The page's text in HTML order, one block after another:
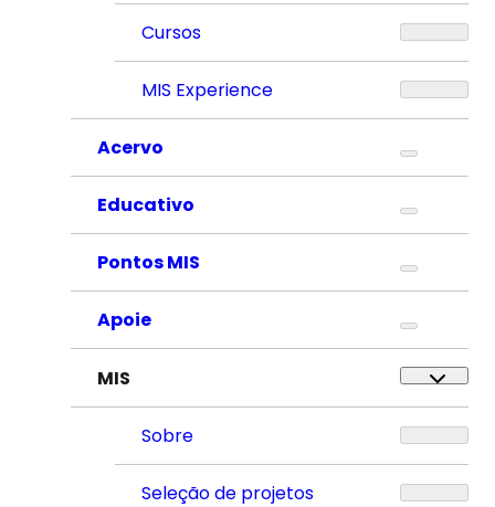
Cursos
MIS Experience
Acervo
Educativo
Pontos MIS
Apoie
MIS
Sobre
Seleção de projetos